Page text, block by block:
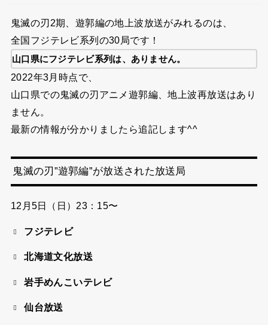
鬼滅の刃2期、遊郭編の地上波放送がみれるのは、
全国フジテレビ系列の30局です！
山口県にフジテレビ系列は、ありません。
2022年3月時点で、
山口県での鬼滅の刃アニメ遊郭編、地上波再放送はあり
ません。
最新の情報が分かりましたら追記します^^
鬼滅の刃”遊郭編”が放送された放送局
12月5日（日）23：15〜
フジテレビ
北海道文化放送
岩手めんこいテレビ
仙台放送